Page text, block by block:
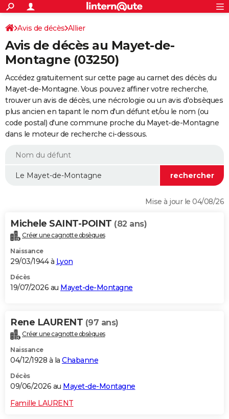
ACTUALITÉS
Politique
Société
Faits Divers
Education
Monde
Villes
+
SPORT
Coupe du monde 2026
Football
Tennis
Cyclisme
Rugby
Forum
FINANCE
Retraite
Impôts
Epargne
Immobilier
Risques naturels par ville
Banque
Assurance
Crédit
AUTO
Essais
Réserver un essai
Citadines
Berlines
SUV
Forum auto
+
HIGH-TECH
Mobiles
Meilleur smartphone
Internet
Ordinateurs
Jeux vidéo
Guide high-tech
+
BRICOLAGE
Forum
Aménagement intérieur
Extérieur
Cuisine
Salle de bains
Jardinage
Rangement
WEEK-END
Guides de France
Escapades
Patrimoine
Expositions
Musées
Week-end nature
LIFESTYLE
Alimentation
Guide de la santé
Maladies
Médicaments
Sommeil
VOYAGE
Destinations
City break
Voyage nature
Voyage de noces
Forum
Climat
+PHOTO
GUIDES D'ACHAT
BONS PLANS
Carte de Noël
Carte Bonne année
Carte Saint-Valentin
Carte Pâques
Carte d'anniversaire
DICTIONNAIRE
PROGRAMME TV
COPAINS D'AVANT
S'inscrire
Se connecter
Lycées
Collèges
Primaires
Universités
Entreprises
Service militaire
Avis de recherche
AVIS DE DÉCÈS
FORUM
Avis de décès Allier
Avis de décès au Mayet-de-
Montagne (03250)
Accédez gratuitement sur cette page au carnet des décès du
Mayet-de-Montagne. Vous pouvez affiner votre recherche,
trouver un avis de décès, une nécrologie ou un avis d'obsèques
plus ancien en tapant le nom d'un défunt et/ou le nom (ou
code postal) d'une commune proche du Mayet-de-Montagne
dans le moteur de recherche ci-dessous.
Mise à jour le 04/08/26
Michele SAINT-POINT (82 ans)
Créer une cagnotte obsèques
Naissance
29/03/1944 à Lyon
Décès
19/07/2026 au Mayet-de-Montagne
Rene LAURENT (97 ans)
Créer une cagnotte obsèques
Naissance
04/12/1928 à la Chabanne
Décès
09/06/2026 au Mayet-de-Montagne
Famille LAURENT